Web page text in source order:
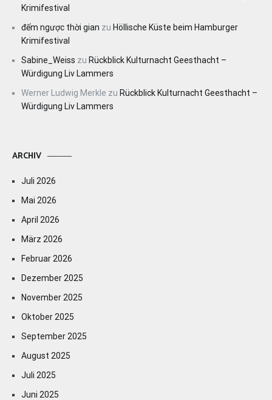
Krimifestival
đếm ngược thời gian zu Höllische Küste beim Hamburger
Krimifestival
Sabine_Weiss zu Rückblick Kulturnacht Geesthacht –
Würdigung Liv Lammers
Werner Ludwig Merkle zu Rückblick Kulturnacht Geesthacht –
Würdigung Liv Lammers
ARCHIV
Juli 2026
Mai 2026
April 2026
März 2026
Februar 2026
Dezember 2025
November 2025
Oktober 2025
September 2025
August 2025
Juli 2025
Juni 2025